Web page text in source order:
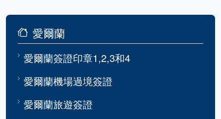
愛爾蘭
愛爾蘭簽證印章1,2,3和4
愛爾蘭機場過境簽證
愛爾蘭旅遊簽證